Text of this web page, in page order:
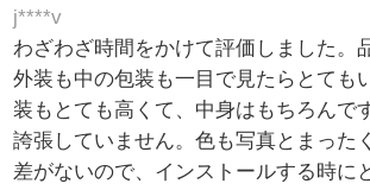
j****v
わざわざ時間をかけて評価しました。
外装も中の包装も一目で見たらとても
装もとても高くて、中身はもちろんで
誇張していません。色も写真とまった
差がないので、インストールする時に